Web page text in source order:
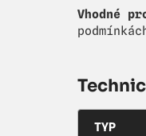
Vhodné
TYP